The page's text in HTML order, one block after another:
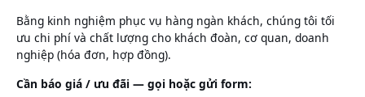
Bằng kinh nghiệm phục vụ hàng ngàn khách, chúng tôi tối
ưu chi phí và chất lượng cho khách đoàn, cơ quan, doanh
nghiệp (hóa đơn, hợp đồng).
Cần báo giá / ưu đãi — gọi hoặc gửi form: